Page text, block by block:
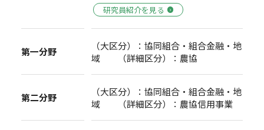
研究員紹介を見る
第一分野
（大区分）：協同組合・組合金融・地
域 （詳細区分）：農協
第二分野
（大区分）：協同組合・組合金融・地
域 （詳細区分）：農協信用事業